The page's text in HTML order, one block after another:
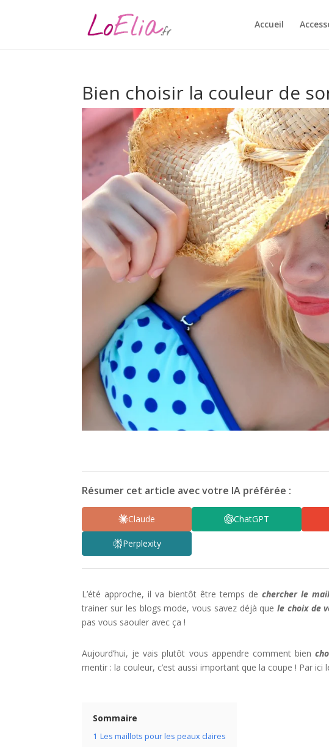
Accueil
Bien choisir la couleur de
Résumer cet article avec votre IA préférée :
Claude ChatGPT
Perplexity
L’été approche, il va bientôt être temps de chercher le
trainer sur les blogs mode, vous savez déjà quele choix de
pas vous saouler avec ça !
Aujourd’hui, je vais plutôt vous appendre comment bien
mentir : la couleur, c’est aussi important que la coupe ! Par
Sommaire
1 Les maillots pour les peaux claires